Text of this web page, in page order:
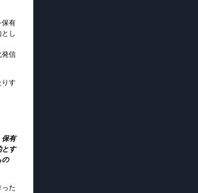
保有
し
発信
りす
保有
とす
の
た